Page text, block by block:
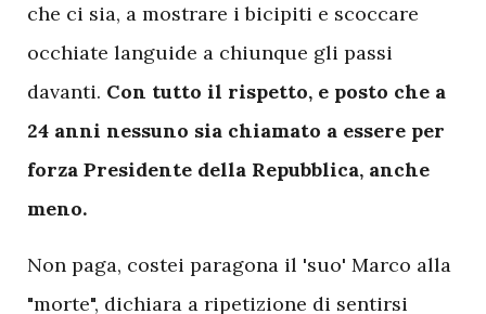
che ci sia, a mostrare i bicipiti e scoccare
occhiate languide a chiunque gli passi
davanti. Con tutto il rispetto, e posto che a
24 anni nessuno sia chiamato a essere per
forza Presidente della Repubblica, anche
meno.
Non paga, costei paragona il 'suo' Marco alla
"morte", dichiara a ripetizione di sentirsi